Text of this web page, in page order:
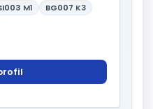
M1 BG007 K3